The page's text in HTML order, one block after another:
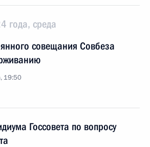
года, среда
совещания Совбеза
19:50
Госсовета по вопросу